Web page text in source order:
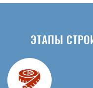
ЭТАПЫ